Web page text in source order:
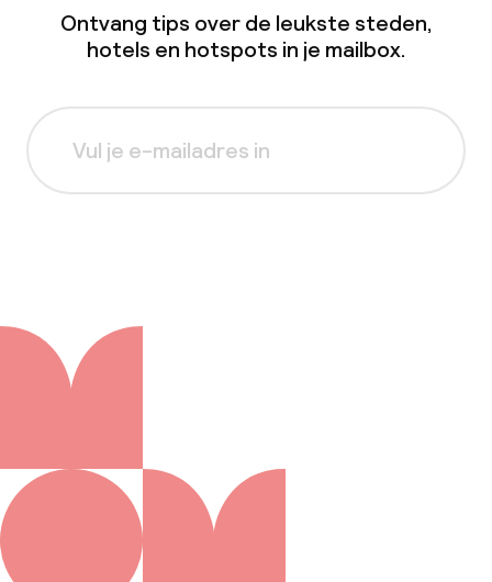
Ontvang tips over de leukste steden,
hotels en hotspots in je mailbox.